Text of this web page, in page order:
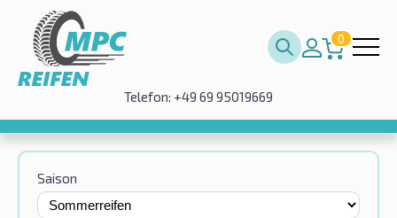
0
Telefon: +49 69 95019669
Saison